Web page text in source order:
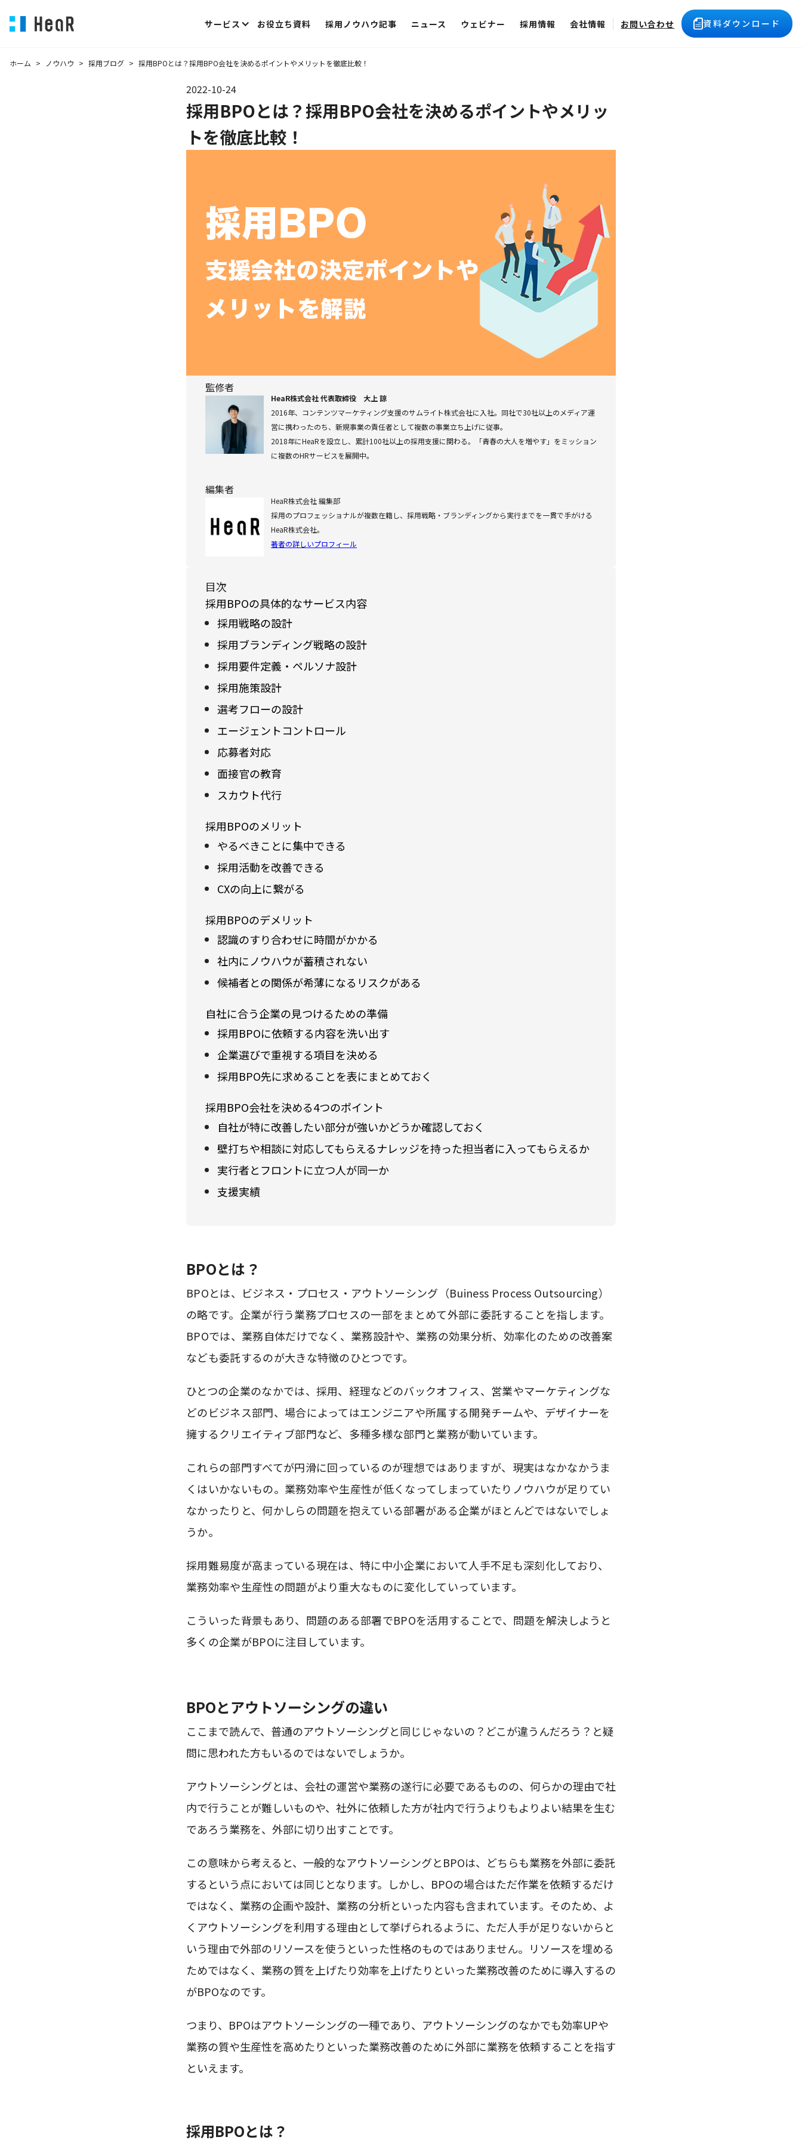
サービス お役立ち資料 採用ノウハウ記事 ニュース ウェビナー 採用情報 会社情報 お問い合わせ 資料ダウンロード
ホーム > ノウハウ > 採用ブログ > 採用BPOとは？採用BPO会社を決めるポイントやメリットを徹底比較！
2022-10-24
採用BPOとは？採用BPO会社を決めるポイントやメリッ
トを徹底比較！
監修者
HeaR株式会社 代表取締役 大上 諒
2016年、コンテンツマーケティング支援のサムライト株式会社に入社。同社で30社以上のメディア運
営に携わったのち、新規事業の責任者として複数の事業立ち上げに従事。
2018年にHeaRを設立し、累計100社以上の採用支援に関わる。「青春の大人を増やす」をミッション
に複数のHRサービスを展開中。
編集者
HeaR株式会社 編集部
採用のプロフェッショナルが複数在籍し、採用戦略・ブランディングから実行までを一貫で手がける
HeaR株式会社。
著者の詳しいプロフィール
目次
採用BPOの具体的なサービス内容
採用戦略の設計
採用ブランディング戦略の設計
採用要件定義・ペルソナ設計
採用施策設計
選考フローの設計
エージェントコントロール
応募者対応
面接官の教育
スカウト代行
採用BPOのメリット
やるべきことに集中できる
採用活動を改善できる
CXの向上に繋がる
採用BPOのデメリット
認識のすり合わせに時間がかかる
社内にノウハウが蓄積されない
候補者との関係が希薄になるリスクがある
自社に合う企業の見つけるための準備
採用BPOに依頼する内容を洗い出す
企業選びで重視する項目を決める
採用BPO先に求めることを表にまとめておく
採用BPO会社を決める4つのポイント
自社が特に改善したい部分が強いかどうか確認しておく
壁打ちや相談に対応してもらえるナレッジを持った担当者に入ってもらえるか
実行者とフロントに立つ人が同一か
支援実績
BPOとは？
BPOとは、ビジネス・プロセス・アウトソーシング（Buiness Process Outsourcing）
の略です。企業が行う業務プロセスの一部をまとめて外部に委託することを指します。
BPOでは、業務自体だけでなく、業務設計や、業務の効果分析、効率化のための改善案
なども委託するのが大きな特徴のひとつです。
ひとつの企業のなかでは、採用、経理などのバックオフィス、営業やマーケティングな
どのビジネス部門、場合によってはエンジニアや所属する開発チームや、デザイナーを
擁するクリエイティブ部門など、多種多様な部門と業務が動いています。
これらの部門すべてが円滑に回っているのが理想ではありますが、現実はなかなかうま
くはいかないもの。業務効率や生産性が低くなってしまっていたりノウハウが足りてい
なかったりと、何かしらの問題を抱えている部署がある企業がほとんどではないでしょ
うか。
採用難易度が高まっている現在は、特に中小企業において人手不足も深刻化しており、
業務効率や生産性の問題がより重大なものに変化していっています。
こういった背景もあり、問題のある部署でBPOを活用することで、問題を解決しようと
多くの企業がBPOに注目しています。
BPOとアウトソーシングの違い
ここまで読んで、普通のアウトソーシングと同じじゃないの？どこが違うんだろう？と疑
問に思われた方もいるのではないでしょうか。
アウトソーシングとは、会社の運営や業務の遂行に必要であるものの、何らかの理由で社
内で行うことが難しいものや、社外に依頼した方が社内で行うよりもよりよい結果を生む
であろう業務を、外部に切り出すことです。
この意味から考えると、一般的なアウトソーシングとBPOは、どちらも業務を外部に委託
するという点においては同じとなります。しかし、BPOの場合はただ作業を依頼するだけ
ではなく、業務の企画や設計、業務の分析といった内容も含まれています。そのため、よ
くアウトソーシングを利用する理由として挙げられるように、ただ人手が足りないからと
いう理由で外部のリソースを使うといった性格のものではありません。リソースを埋める
ためではなく、業務の質を上げたり効率を上げたりといった業務改善のために導入するの
がBPOなのです。
つまり、BPOはアウトソーシングの一種であり、アウトソーシングのなかでも効率UPや
業務の質や生産性を高めたりといった業務改善のために外部に業務を依頼することを指す
といえます。
採用BPOとは？